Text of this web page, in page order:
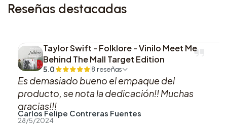
Reseñas destacadas
Taylor Swift - Folklore - Vinilo Meet Me
Behind The Mall Target Edition
5.0 8 reseñas
Es demasiado bueno el empaque del
producto, se nota la dedicación!! Muchas
gracias!!!
Carlos Felipe Contreras Fuentes
28/5/2024